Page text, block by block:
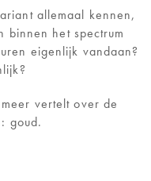
allemaal kennen,
binnen het spectrum
eigenlijk vandaan?
vertelt over de
goud.